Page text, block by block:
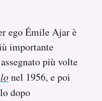
ego Émile Ajar è
importante
più volte
nel 1956, e poi
dopo